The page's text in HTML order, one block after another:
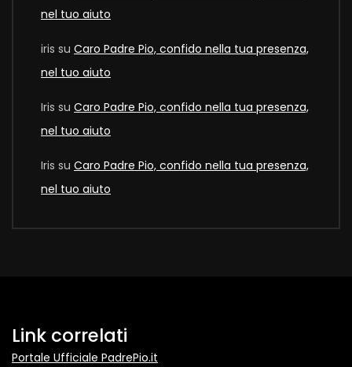
nel tuo aiuto
iris su Caro Padre Pio, confido nella tua presenza,
nel tuo aiuto
Iris su Caro Padre Pio, confido nella tua presenza,
nel tuo aiuto
Iris su Caro Padre Pio, confido nella tua presenza,
nel tuo aiuto
Link correlati
Portale Ufficiale PadrePio.it